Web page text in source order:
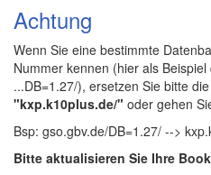
Achtung
Wenn Sie eine bestimmte
Nummer kennen (hier als
...DB=1.27/), ersetzen Sie bitte
"kxp.k10plus.de/" oder gehen
Bsp: gso.gbv.de/DB=1.27/ -->
Bitte aktualisieren Sie Ihre